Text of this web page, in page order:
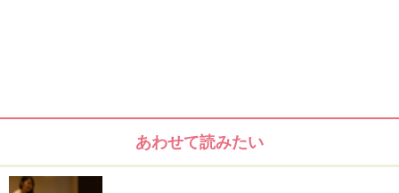
あわせて読みたい